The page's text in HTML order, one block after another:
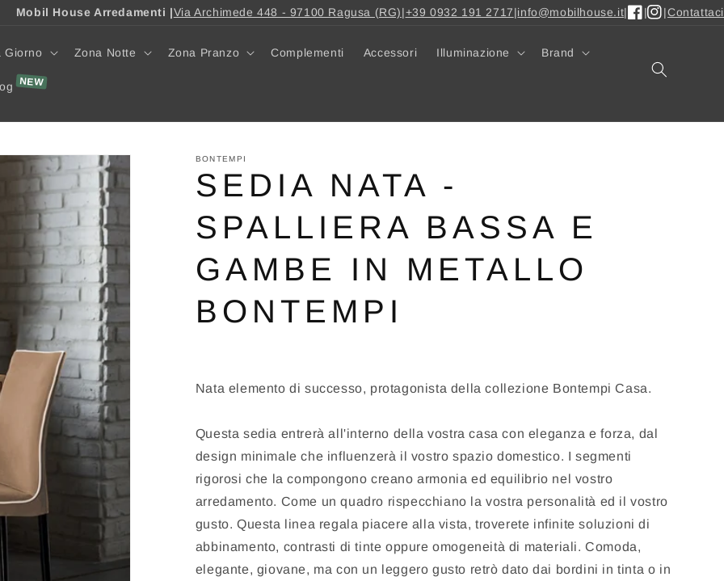
Mobil House Arredamenti |Via Archimede 448 - 97100 Ragusa (RG)|+39 0932 191 2717|info@mobilhouse.it|
|
|Contattaci
Giorno Zona Notte Zona Pranzo Complementi Accessori Illuminazione Brand
BONTEMPI
SEDIA NATA -
SPALLIERA BASSA E
GAMBE IN METALLO
BONTEMPI
Nata elemento di successo, protagonista della collezione Bontempi Casa.
Questa sedia entrerà all'interno della vostra casa con eleganza e forza, dal
design minimale che influenzerà il vostro spazio domestico. I segmenti
rigorosi che la compongono creano armonia ed equilibrio nel vostro
arredamento. Come un quadro rispecchiano la vostra personalità ed il vostro
gusto. Questa linea regala piacere alla vista, troverete infinite soluzioni di
abbinamento, contrasti di tinte oppure omogeneità di materiali. Comoda,
elegante, giovane, ma con un leggero gusto retrò dato dai bordini in tinta o in